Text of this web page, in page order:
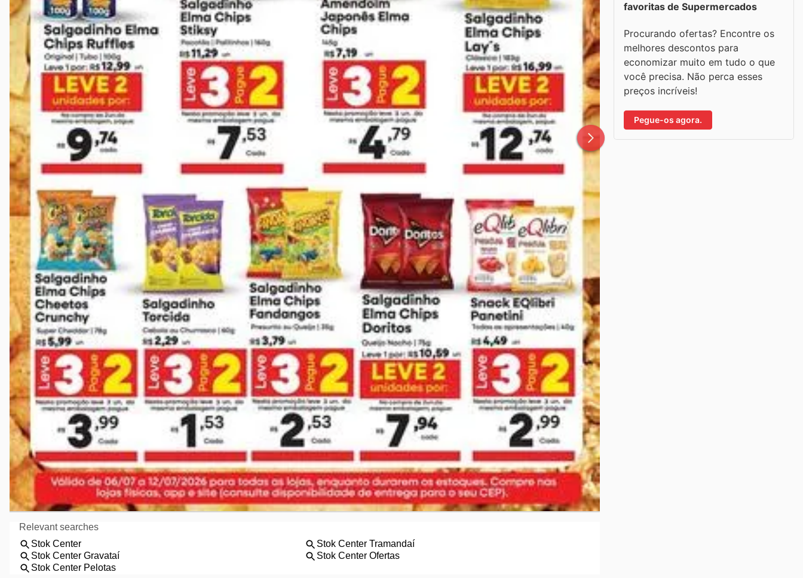
favoritas de Supermercados
Procurando ofertas? Encontre os
melhores descontos para
economizar muito em tudo o que
você precisa. Não perca esses
preços incríveis!
Pegue-os agora.